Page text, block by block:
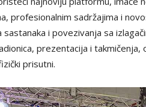
profesionalnim sadržajima i
i povezivanja sa
prezentacija i
prisutni.